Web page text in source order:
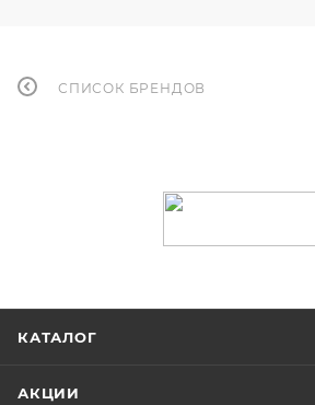
СПИСОК БРЕНДОВ
КАТАЛОГ
АКЦИИ